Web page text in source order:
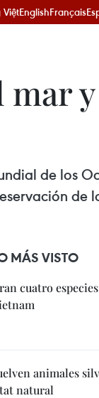
ViệtEnglishFrançais
de los
de
MÁS VISTO
cuatro
animales
natural